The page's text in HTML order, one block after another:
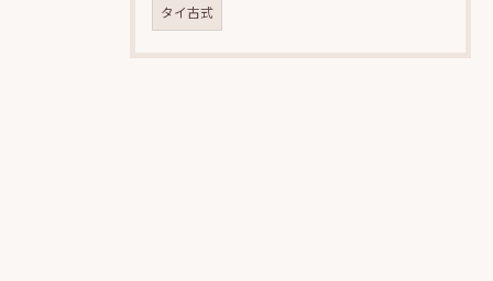
タイ古式